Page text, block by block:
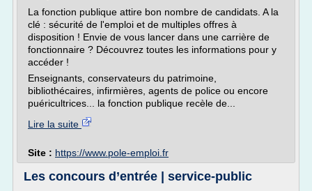
La fonction publique attire bon nombre de candidats. A la
clé : sécurité de l'emploi et de multiples offres à
disposition ! Envie de vous lancer dans une carrière de
fonctionnaire ? Découvrez toutes les informations pour y
accéder !
Enseignants, conservateurs du patrimoine,
bibliothécaires, infirmières, agents de police ou encore
puéricultrices... la fonction publique recèle de...
Lire la suite
Site : https://www.pole-emploi.fr
Les concours d’entrée | service-public